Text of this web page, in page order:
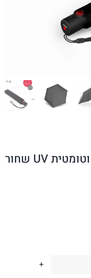
מטריה נגד שמש איכותית אוטומטית UV שחור